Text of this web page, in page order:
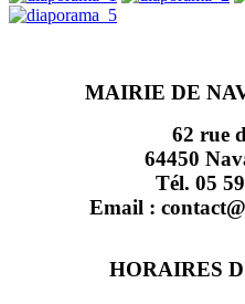
MAIRIE DE
62 rue
64450
Tél. 05
Email :
HORAIRES